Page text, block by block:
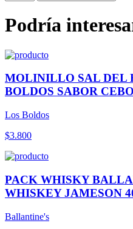
Podría
MOLINILLO SAL DEL
BOLDOS SABOR
Los Boldos
$3.800
PACK WHISKY
WHISKEY JAMESON
Ballantine's